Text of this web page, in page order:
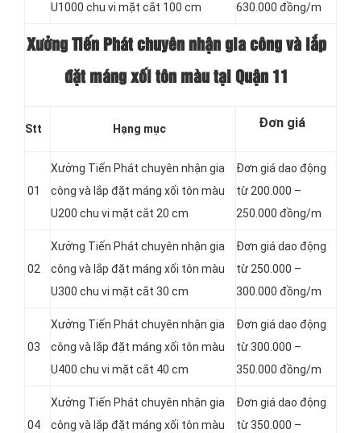
U1000 chu vi mặt cắt 100 cm
630.000 đồng/m
Xưởng Tiến Phát chuyên nhận gia công và lắp
đặt máng xối tôn màu tại Quận 11
Stt Hạng mục Đơn giá
01
Xưởng Tiến Phát chuyên nhận gia
công và lắp đặt máng xối tôn màu
U200 chu vi mặt cắt 20 cm
Đơn giá dao động
từ 200.000 –
250.000 đồng/m
02
Xưởng Tiến Phát chuyên nhận gia
công và lắp đặt máng xối tôn màu
U300 chu vi mặt cắt 30 cm
Đơn giá dao động
từ 250.000 –
300.000 đồng/m
03
Xưởng Tiến Phát chuyên nhận gia
công và lắp đặt máng xối tôn màu
U400 chu vi mặt cắt 40 cm
Đơn giá dao động
từ 300.000 –
350.000 đồng/m
04
Xưởng Tiến Phát chuyên nhận gia
công và lắp đặt máng xối tôn màu
Đơn giá dao động
từ 350.000 –